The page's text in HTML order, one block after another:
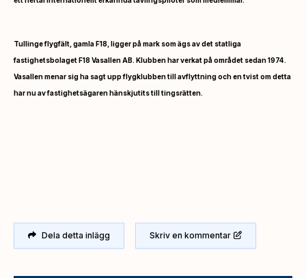
Tullinge flygfält, gamla F18, ligger på mark som ägs av det statliga
fastighetsbolaget F18 Vasallen AB. Klubben har verkat på området sedan 1974.
Vasallen menar sig ha sagt upp flygklubben till avflyttning och en tvist om detta
har nu av fastighetsägaren hänskjutits till tingsrätten.
Dela detta inlägg Skriv en kommentar